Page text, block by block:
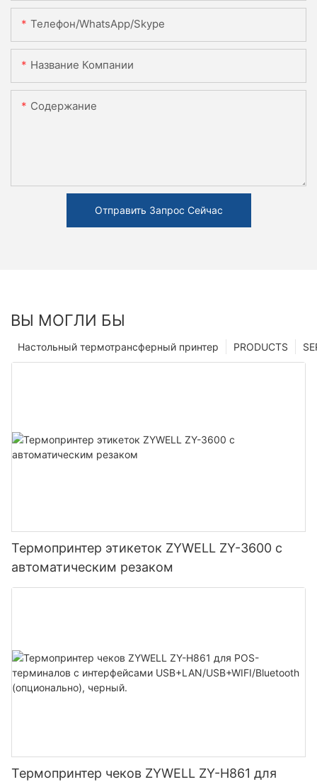
Телефон/WhatsApp/Skype
Название Компании
Содержание
Отправить Запрос Сейчас
ВЫ МОГЛИ БЫ
PRODUCTS
Настольный термотрансферный принтер
Термопринтер этикеток ZYWELL ZY-3600 с
автоматическим резаком
Термопринтер чеков ZYWELL ZY-H861 для